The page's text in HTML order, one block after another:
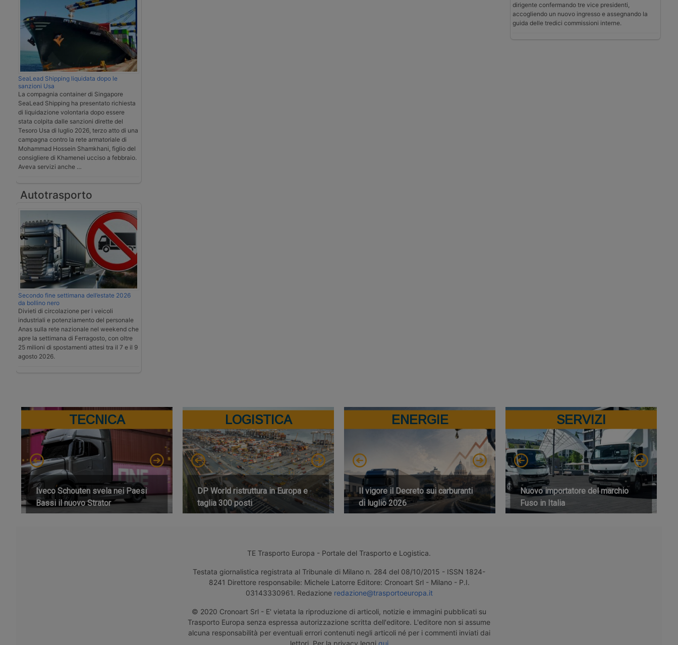
SeaLead Shipping liquidata dopo le
sanzioni Usa
La compagnia container di Singapore
SeaLead Shipping ha presentato richiesta
di liquidazione volontaria dopo essere
stata colpita dalle sanzioni dirette del
Tesoro Usa di luglio 2026, terzo atto di una
campagna contro la rete armatoriale di
Mohammad Hossein Shamkhani, figlio del
consigliere di Khamenei ucciso a febbraio.
Aveva servizi anche …
Autotrasporto
Secondo fine settimana dell’estate 2026
da bollino nero
Divieti di circolazione per i veicoli
industriali e potenziamento del personale
Anas sulla rete nazionale nel weekend che
apre la settimana di Ferragosto, con oltre
25 milioni di spostamenti attesi tra il 7 e il 9
agosto 2026.
dirigente confermando tre vice presidenti,
accogliendo un nuovo ingresso e assegnando la
guida delle tredici commissioni interne.
TECNICA
Iveco Schouten svela nei Paesi
Bassi il nuovo Strator
LOGISTICA
DP World ristruttura in Europa e
taglia 300 posti
ENERGIE
Il vigore il Decreto sui carburanti
di luglio 2026
SERVIZI
Nuovo importatore del marchio
Fuso in Italia
TE Trasporto Europa - Portale del Trasporto e Logistica.
Testata giornalistica registrata al Tribunale di Milano n. 284 del 08/10/2015 - ISSN 1824-
8241 Direttore responsabile: Michele Latorre Editore: Cronoart Srl - Milano - P.I.
03143330961. Redazione redazione@trasportoeuropa.it
© 2020 Cronoart Srl - E' vietata la riproduzione di articoli, notizie e immagini pubblicati su
Trasporto Europa senza espressa autorizzazione scritta dell'editore. L'editore non si assume
alcuna responsabilità per eventuali errori contenuti negli articoli né per i commenti inviati dai
lettori. Per la privacy leggi qui